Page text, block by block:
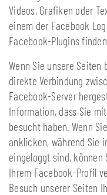
Videos, Grafiken oder
einem der Facebook
Facebook-Plugins
Wenn Sie unsere Seiten
direkte Verbindung
Facebook-Server
Information, dass Sie
besucht haben. Wenn
anklicken, während Sie
eingeloggt sind,
Ihrem Facebook-Profil
Besuch unserer Seiten